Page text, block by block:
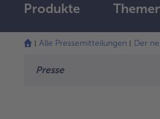
Produkte
Alle Pressemitteilungen Der
Presse